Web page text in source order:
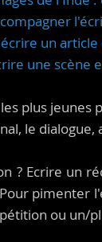
un
une scène
plus jeunes
le dialogue,
? Ecrire un
pimenter
ou un/